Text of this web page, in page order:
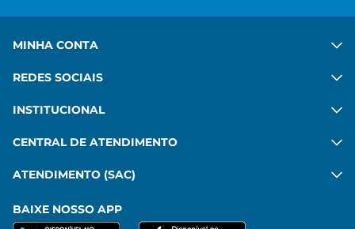
MINHA CONTA
REDES SOCIAIS
INSTITUCIONAL
CENTRAL DE ATENDIMENTO
ATENDIMENTO (SAC)
BAIXE NOSSO APP